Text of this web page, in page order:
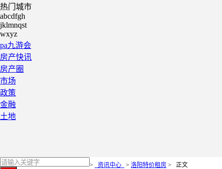
热门城市
abcdfgh
jklmnqst
wxyz
pa九游会
房产快讯
房产圈
市场
政策
金融
土地
> 资讯中心 > 洛阳特价租房 > 正文